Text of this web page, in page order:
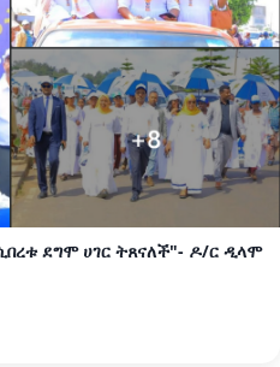
ደግሞ ሀገር ትጸናለች"- ዶ/ር ዲላሞ